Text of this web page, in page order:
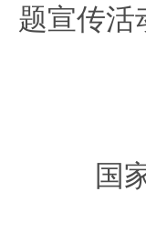
题宣传活
国